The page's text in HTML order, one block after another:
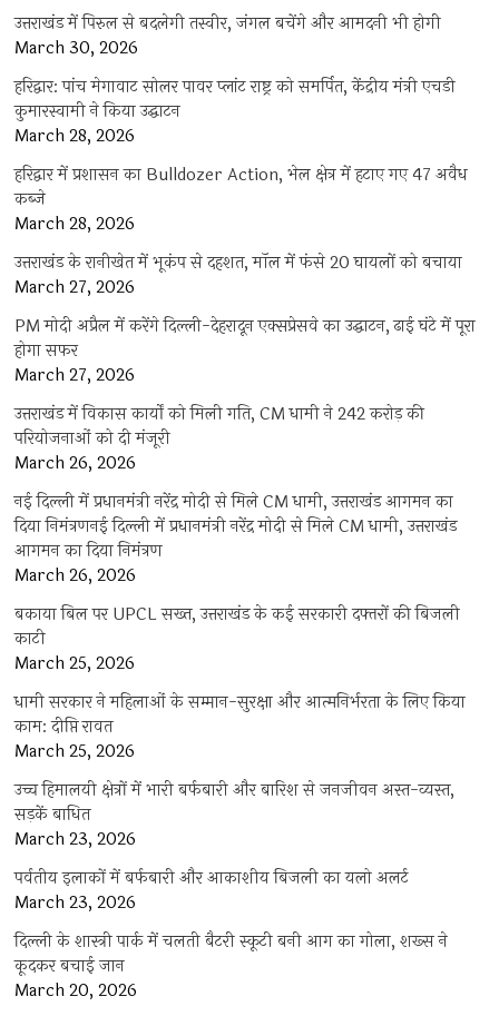
उत्तराखंड में पिरुल से बदलेगी तस्वीर, जंगल बचेंगे और आमदनी भी होगी
March 30, 2026
हरिद्वार: पांच मेगावाट सोलर पावर प्लांट राष्ट्र को समर्पित, केंद्रीय मंत्री एचडी
कुमारस्वामी ने किया उद्घाटन
March 28, 2026
हरिद्वार में प्रशासन का Bulldozer Action, भेल क्षेत्र में हटाए गए 47 अवैध
कब्जे
March 28, 2026
उत्तराखंड के रानीखेत में भूकंप से दहशत, मॉल में फंसे 20 घायलों को बचाया
March 27, 2026
PM मोदी अप्रैल में करेंगे दिल्ली-देहरादून एक्सप्रेसवे का उद्घाटन, ढाई घंटे में पूरा
होगा सफर
March 27, 2026
उत्तराखंड में विकास कार्यों को मिली गति, CM धामी ने 242 करोड़ की
परियोजनाओं को दी मंजूरी
March 26, 2026
नई दिल्ली में प्रधानमंत्री नरेंद्र मोदी से मिले CM धामी, उत्तराखंड आगमन का
दिया निमंत्रणनई दिल्ली में प्रधानमंत्री नरेंद्र मोदी से मिले CM धामी, उत्तराखंड
आगमन का दिया निमंत्रण
March 26, 2026
बकाया बिल पर UPCL सख्त, उत्तराखंड के कई सरकारी दफ्तरों की बिजली
काटी
March 25, 2026
धामी सरकार ने महिलाओं के सम्मान-सुरक्षा और आत्मनिर्भरता के लिए किया
काम: दीप्ति रावत
March 25, 2026
उच्च हिमालयी क्षेत्रों में भारी बर्फबारी और बारिश से जनजीवन अस्त-व्यस्त,
सड़कें बाधित
March 23, 2026
पर्वतीय इलाकों में बर्फबारी और आकाशीय बिजली का यलो अलर्ट
March 23, 2026
दिल्ली के शास्त्री पार्क में चलती बैटरी स्कूटी बनी आग का गोला, शख्स ने
कूदकर बचाई जान
March 20, 2026